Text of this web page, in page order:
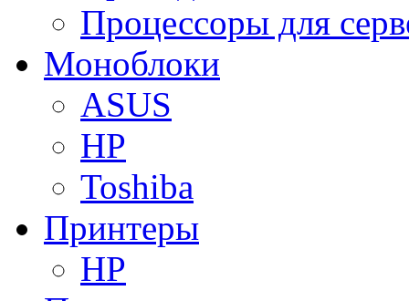
Процессоры для
Моноблоки
ASUS
HP
Toshiba
Принтеры
HP